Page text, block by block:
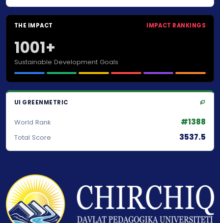
THE IMPACT IMPACT RANKINGS
1001+
Sustainable Development Goals
UI GREENMETRIC
World Rank #1388
Total Score 3537.5